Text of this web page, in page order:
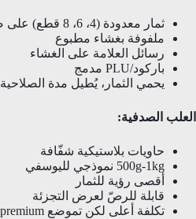
ثمار معدودة (4، 6، 8 قطع) على صواني مقولبة
ملفوفة بغشاء مطبوع
رسائل العلامة على الغشاء
باركود/PLU مدمج
يحمي الثمار، يُطيل مدة الصلاحية
العلب الصدفية:
حاويات بلاستيكية شفّافة
500g-1kg نموذجي لليوسفي
أقصى رؤية للثمار
قابلة للرصّ لعرض التجزئة
تكلفة أعلى لكن تموضع premium